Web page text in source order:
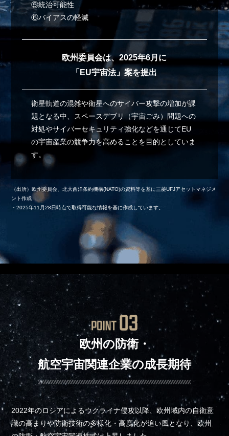
⑤統治可能性
⑥バイアスの軽減
欧州委員会は、2025年6月に
「EU宇宙法」案を提出
衛星軌道の混雑や衛星へのサイバー攻撃の増加が課
題となる中、スペースデブリ（宇宙ごみ）問題への
対処やサイバーセキュリティ強化などを通じてEU
の宇宙産業の競争力を高めることを目的としていま
す。
（出所）欧州委員会、北大西洋条約機構(NATO)の資料等を基に三菱UFJアセットマネジメ
ント作成
・2025年11月28日時点で取得可能な情報を基に作成しています。
欧州の防衛・
航空宇宙関連企業の成長期待
2022年のロシアによるウクライナ侵攻以降、欧州域内の自衛意
識の高まりや防衛技術の多様化・高度化が追い風となり、欧州